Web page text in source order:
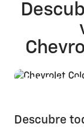
HIGH
Descubre